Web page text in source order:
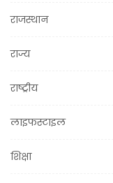
राजस्थान
राज्य
राष्ट्रीय
लाइफस्टाइल
शिक्षा